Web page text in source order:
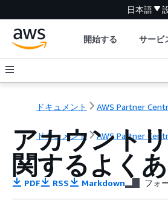
日本語
開始する サービ
ドキュメント AWS Partner
ドキュメント AWS Partner
アカウント
関するよく
PDF RSS Markdown フォ